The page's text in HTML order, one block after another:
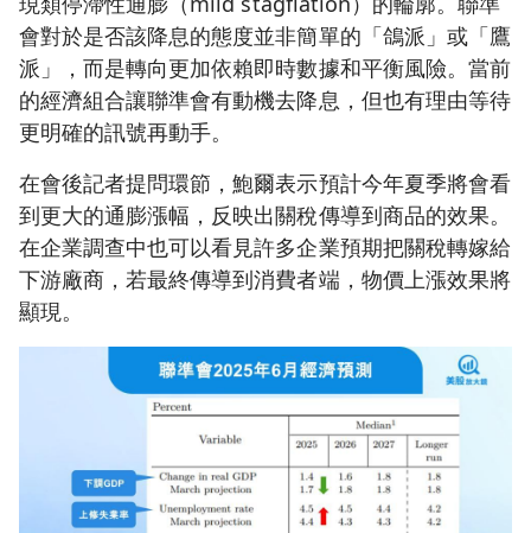
會對於是否該降息的態度並非簡單的「鴿派」或「鷹
派」，而是轉向更加依賴即時數據和平衡風險。當前
的經濟組合讓聯準會有動機去降息，但也有理由等待
更明確的訊號再動手。
在會後記者提問環節，鮑爾表示預計今年夏季將會看
到更大的通膨漲幅，反映出關稅傳導到商品的效果。
在企業調查中也可以看見許多企業預期把關稅轉嫁給
下游廠商，若最終傳導到消費者端，物價上漲效果將
顯現。